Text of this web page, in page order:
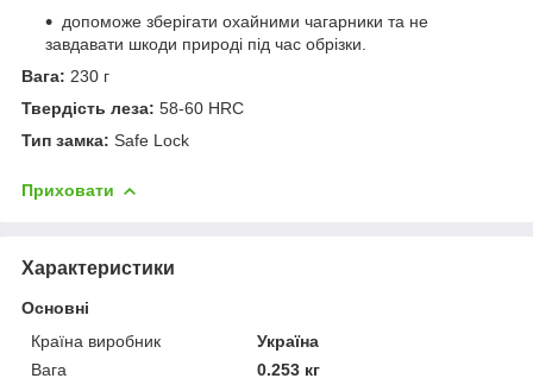
допоможе зберігати охайними чагарники та не
завдавати шкоди природі під час обрізки.
Вага: 230 г
Твердість леза: 58-60 HRC
Тип замка: Safe Lock
Приховати
Характеристики
Основні
Країна виробник
Україна
Вага
0.253 кг